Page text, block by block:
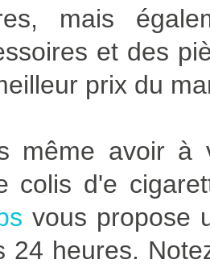
mais
et des
prix du
même avoir à
colis d'e
vous propose
24 heures.